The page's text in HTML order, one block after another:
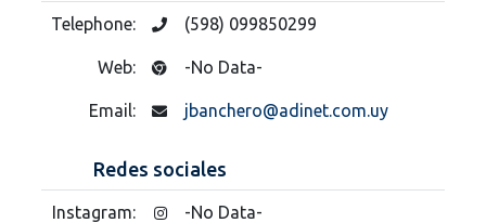
Telephone: (598) 099850299
Web: -No Data-
Email: jbanchero@adinet.com.uy
Redes sociales
Instagram: -No Data-